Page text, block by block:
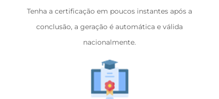
Tenha a certificação em poucos instantes após a
conclusão, a geração é automática e válida
nacionalmente.